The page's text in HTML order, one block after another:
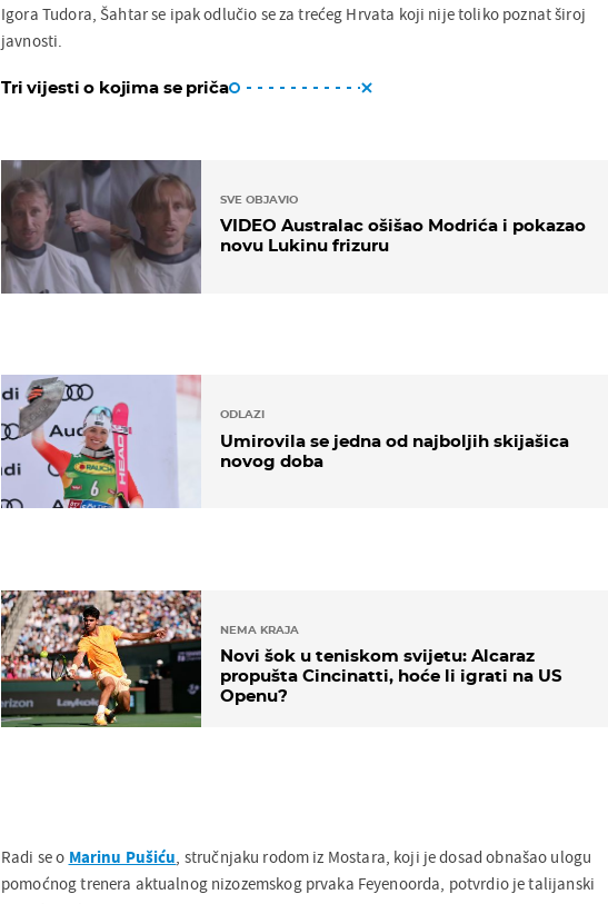
Igora Tudora, Šahtar se ipak odlučio se za trećeg Hrvata koji nije toliko poznat široj
javnosti.
Tri vijesti o kojima se priča
SVE OBJAVIO
VIDEO Australac ošišao Modrića i pokazao
novu Lukinu frizuru
ODLAZI
Umirovila se jedna od najboljih skijašica
novog doba
NEMA KRAJA
Novi šok u teniskom svijetu: Alcaraz
propušta Cincinatti, hoće li igrati na US
Openu?
Radi se o Marinu Pušiću, stručnjaku rodom iz Mostara, koji je dosad obnašao ulogu
pomoćnog trenera aktualnog nizozemskog prvaka Feyenoorda, potvrdio je talijanski